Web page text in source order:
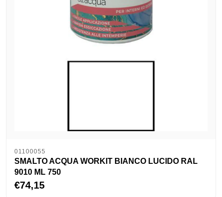
01100055
SMALTO ACQUA WORKIT BIANCO LUCIDO RAL
9010 ML 750
€74,15